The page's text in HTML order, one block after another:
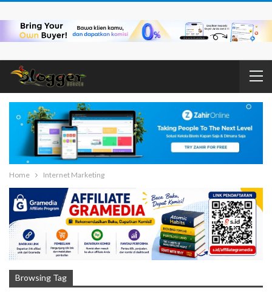
Home Internet Marketing
Browsing Tag